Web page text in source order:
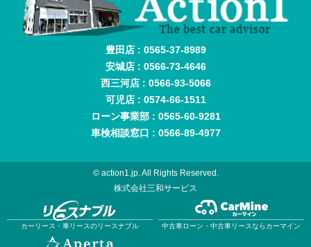
豊田店 : 0565-37-8989
安城店 : 0566-73-4646
西三河店 : 0566-93-5066
可児店 : 0574-66-1511
ローン事業部 : 0565-60-9281
車検相談窓口 : 0566-89-4977
© action1.jp. All Rights Reserved.
株式会社三和サービス
カーリース・車リースのリースナブル 中古車ローン・中古車リースならカーマイン